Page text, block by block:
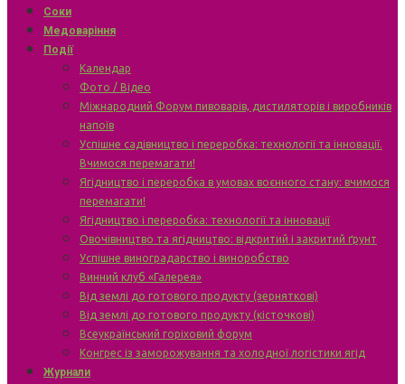
Соки
Медоваріння
Події
Календар
Фото / Відео
Міжнародний Форум пивоварів, дистиляторів і виробників
напоїв
Успішне садівництво і переробка: технології та інновації.
Вчимося перемагати!
Ягідництво і переробка в умовах воєнного стану: вчимося
перемагати!
Ягідництво і переробка: технології та інновації
Овочівництво та ягідництво: відкритий і закритий ґрунт
Успішне виноградарство і виноробство
Винний клуб «Галерея»
Від землі до готового продукту (зерняткові)
Від землі до готового продукту (кісточкові)
Всеукраїнський горіховий форум
Конгрес із заморожування та холодної логістики ягід
Журнали